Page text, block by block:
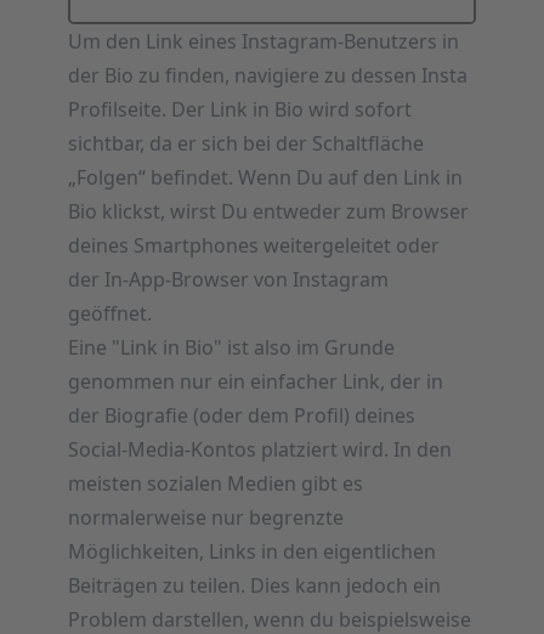
Um den Link eines Instagram-Benutzers in
der Bio zu finden, navigiere zu dessen Insta
Profilseite. Der Link in Bio wird sofort
sichtbar, da er sich bei der Schaltfläche
„Folgen“ befindet. Wenn Du auf den Link in
Bio klickst, wirst Du entweder zum Browser
deines Smartphones weitergeleitet oder
der In-App-Browser von Instagram
geöffnet.
Eine "Link in Bio" ist also im Grunde
genommen nur ein einfacher Link, der in
der Biografie (oder dem Profil) deines
Social-Media-Kontos platziert wird. In den
meisten sozialen Medien gibt es
normalerweise nur begrenzte
Möglichkeiten, Links in den eigentlichen
Beiträgen zu teilen. Dies kann jedoch ein
Problem darstellen, wenn du beispielsweise